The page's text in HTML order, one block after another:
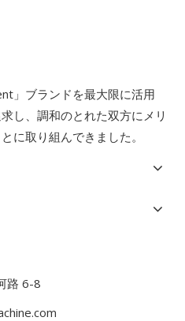
」ブランドを最大限に活用
し、調和のとれた双方にメリ
に取り組んできました。
路 6-8